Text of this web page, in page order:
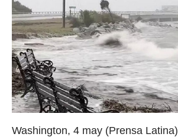
Washington, 4 may (Prensa